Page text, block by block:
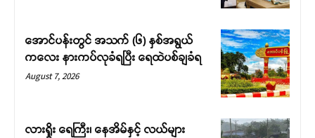
အောင်ပန်းတွင် အသက် (၆) နှစ်အရွယ်
ကလေး နားကပ်လုခံရပြီး ရေထဲပစ်ချခံရ
August 7, 2026
လားရှိုး ရေကြီး၊ နေအိမ်နှင့် လယ်များ